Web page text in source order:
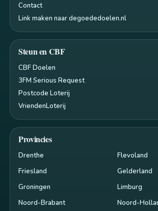
Contact
Link maken naar degoededoelen.nl
Steun en CBF
CBF Doelen
3FM Serious Request
Postcode Loterij
VriendenLoterij
Provincies
Drenthe
Flevoland
Friesland
Gelderland
Groningen
Limburg
Noord-Brabant
Noord-